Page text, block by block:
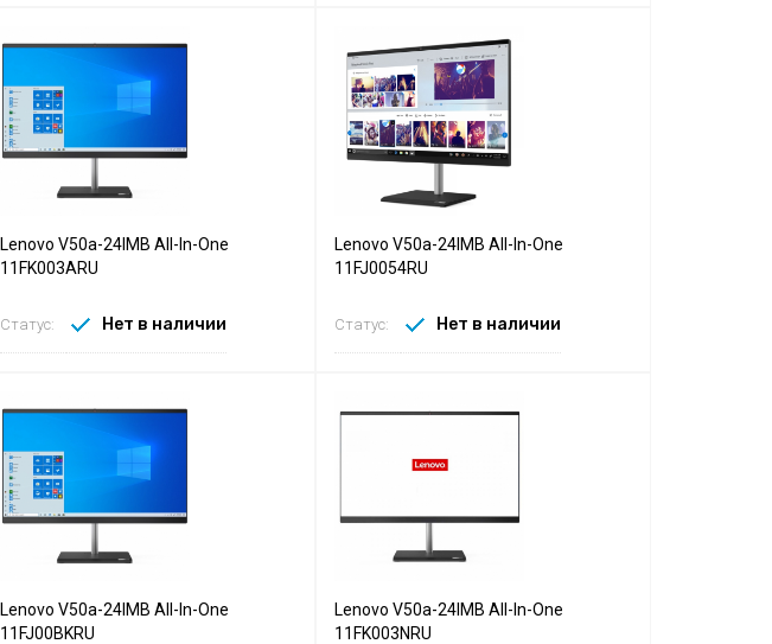
Lenovo V50a-24IMB All-In-One
11FK003ARU
Статус: Нет в наличии
Lenovo V50a-24IMB All-In-One
11FJ0054RU
Статус: Нет в наличии
Lenovo V50a-24IMB All-In-One
11FJ00BKRU
Lenovo V50a-24IMB All-In-One
11FK003NRU